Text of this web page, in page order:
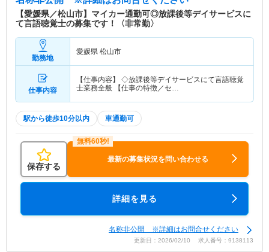
【愛媛県／松山市】マイカー通勤可◎放課後等デイサービスに
て言語聴覚士の募集です！〈非常勤〉
勤務地
愛媛県 松山市
仕事内容
【仕事内容】 ◇放課後等デイサービスにて言語聴覚
士業務全般 【仕事の特徴／セ…
駅から徒歩10分以内 車通勤可
保存する
最新の募集状況を問い合わせる
詳細を見る
名称非公開 ※詳細はお問合せください
更新日：2026/02/10 求人番号：9138113